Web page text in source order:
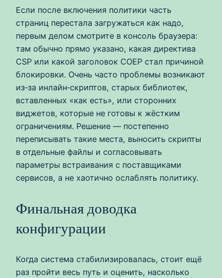
Если после включения политики часть
страниц перестала загружаться как надо,
первым делом смотрите в консоль браузера:
там обычно прямо указано, какая директива
CSP или какой заголовок COEP стал причиной
блокировки. Очень часто проблемы возникают
из‑за инлайн‑скриптов, старых библиотек,
вставленных «как есть», или сторонних
виджетов, которые не готовы к жёстким
ограничениям. Решение — постепенно
переписывать такие места, выносить скрипты
в отдельные файлы и согласовывать
параметры встраивания с поставщиками
сервисов, а не хаотично ослаблять политику.
Финальная доводка
конфигурации
Когда система стабилизировалась, стоит ещё
раз пройти весь путь и оценить, насколько